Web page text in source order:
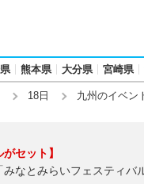
熊本県 大分県 宮崎県
18日 九州のイベン
セット】
なとみらいフェスティバ